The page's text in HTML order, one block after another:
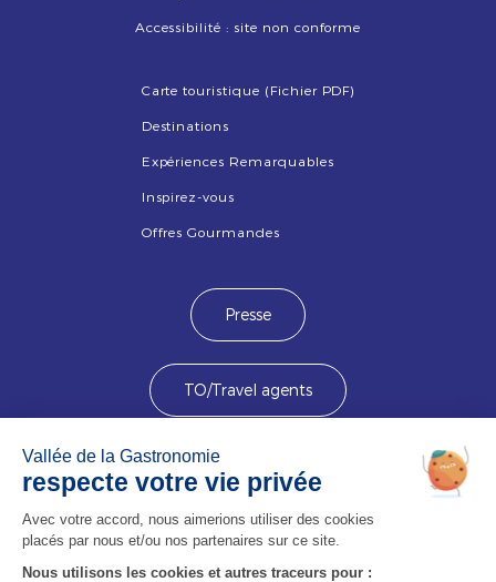
Accessibilité : site non conforme
Carte touristique (Fichier PDF)
Destinations
Expériences Remarquables
Inspirez-vous
Offres Gourmandes
Presse
TO/Travel agents
Devenez membre